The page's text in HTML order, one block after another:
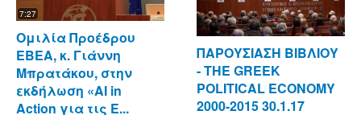
7:27
Ομιλία Προέδρου
ΕΒΕΑ, κ. Γιάννη
Μπρατάκου, στην
εκδήλωση «AI in
Action για τις Ε...
ΠΑΡΟΥΣΙΑΣΗ ΒΙΒΛΙΟΥ
- ΤΗΕ GREEK
POLITICAL ECONOMY
2000-2015 30.1.17